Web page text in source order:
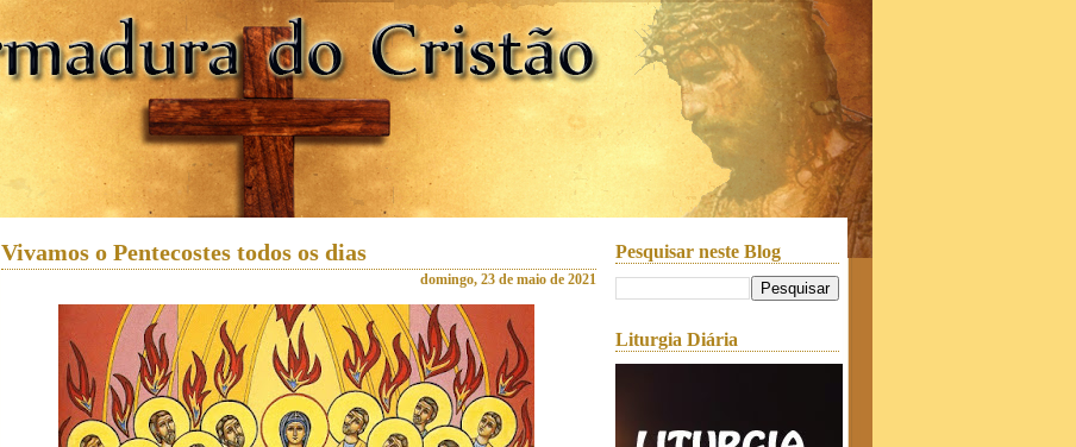
Vivamos o Pentecostes todos os dias
domingo, 23 de maio de 2021
Pesquisar neste Blog
Liturgia Diária